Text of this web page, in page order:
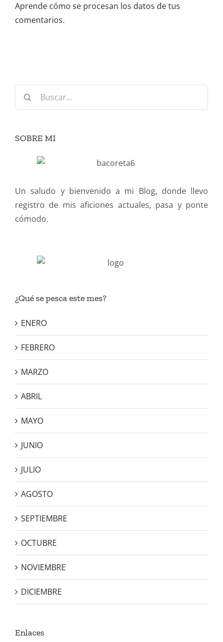
Aprende cómo se procesan los datos de tus
comentarios.
Buscar:
SOBRE MI
Un saludo y bienvenido a mi Blog, donde llevo
registro de mis aficiones actuales, pasa y ponte
cómodo.
¿Qué se pesca este mes?
ENERO
FEBRERO
MARZO
ABRIL
MAYO
JUNIO
JULIO
AGOSTO
SEPTIEMBRE
OCTUBRE
NOVIEMBRE
DICIEMBRE
Enlaces